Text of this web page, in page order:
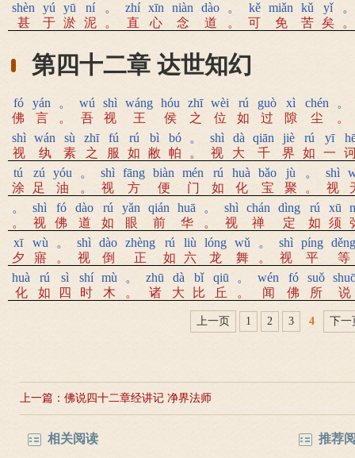
shèn
甚
yú
于
yū
淤
ní
泥
。
。
zhí
直
xīn
心
niàn
念
dào
道
。
。
kě
可
miǎn
免
kǔ
苦
yǐ
矣
。
。
第四十二章 达世知幻
fó
佛
yán
言
。
。
wú
吾
shì
视
wáng
王
hóu
侯
zhī
之
wèi
位
rú
如
guò
过
xì
隙
chén
尘
。
。
shì
视
wán
纨
sù
素
zhī
之
fú
服
rú
如
bì
敝
bó
帕
。
。
shì
视
dà
大
qiān
千
jiè
界
rú
如
yī
一
tú
涂
zú
足
yóu
油
。
。
shì
视
fāng
方
biàn
便
mén
门
rú
如
huà
化
bǎo
宝
jù
聚
。
。
shì
视
。
。
shì
视
fó
佛
dào
道
rú
如
yǎn
眼
qián
前
huā
华
。
。
shì
视
chán
禅
dìng
定
rú
如
xū
须
xī
夕
wù
寤
。
。
shì
视
dào
倒
zhèng
正
rú
如
liù
六
lóng
龙
wǔ
舞
。
。
shì
视
píng
平
děng
等
huà
化
rú
如
sì
四
shí
时
mù
木
。
。
zhū
诸
dà
大
bǐ
比
qiū
丘
。
。
wén
闻
fó
佛
suǒ
所
说
上一页 1 2 3 4 下一
上一篇： 佛说四十二章经讲记 净界法师
相关阅读 推荐